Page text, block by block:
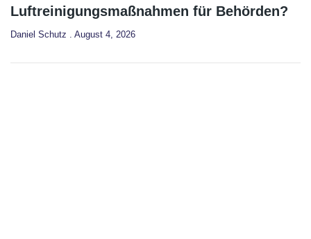
Luftreinigungsmaßnahmen für Behörden?
Daniel Schutz August 4, 2026